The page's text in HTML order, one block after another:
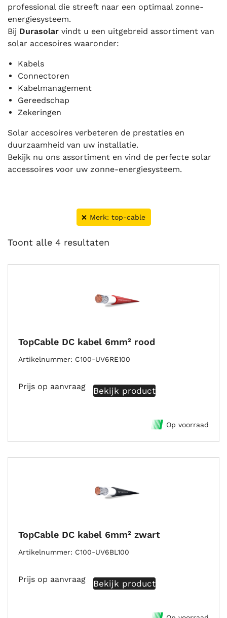
professional die streeft naar een optimaal zonne-
energiesysteem.
Bij Durasolar vindt u een uitgebreid assortiment van
solar accesoires waaronder:
Kabels
Connectoren
Kabelmanagement
Gereedschap
Zekeringen
Solar accesoires verbeteren de prestaties en
duurzaamheid van uw installatie.
Bekijk nu ons assortiment en vind de perfecte solar
accessoires voor uw zonne-energiesysteem.
Merk: top-cable
Toont alle 4 resultaten
TopCable DC kabel 6mm² rood
Artikelnummer C100-UV6RE100
Prijs op aanvraag Bekijk product
Op voorraad
TopCable DC kabel 6mm² zwart
Artikelnummer C100-UV6BL100
Prijs op aanvraag Bekijk product